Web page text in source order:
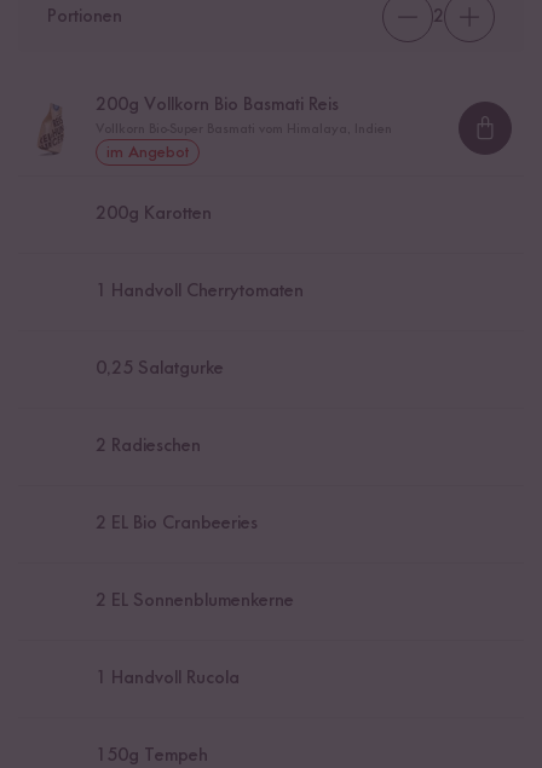
Portionen 2
200g Vollkorn Bio Basmati Reis
im Angebot
200g Karotten
1 Handvoll Cherrytomaten
0,25 Salatgurke
2 Radieschen
2 EL Bio Cranbeeries
2 EL Sonnenblumenkerne
1 Handvoll Rucola
150g Tempeh